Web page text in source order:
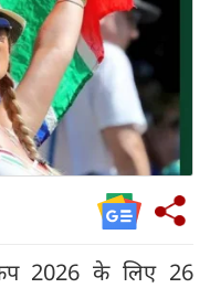
2026 के लिए 26